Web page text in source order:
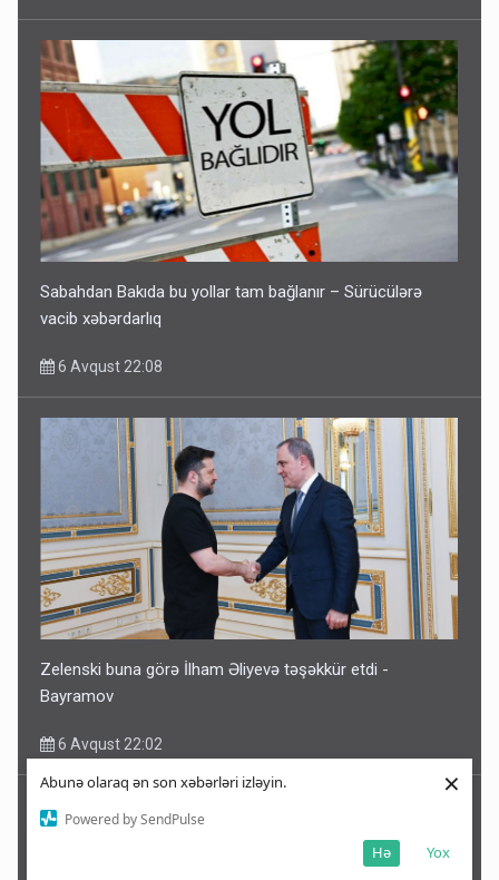
Abunə olaraq ən son xəbərləri izləyin.
Powered by SendPulse
Yox
Hə
×
Sabahdan Bakıda bu yollar tam bağlanır – Sürücülərə
vacib xəbərdarlıq
6 Avqust 22:08
Zelenski buna görə İlham Əliyevə təşəkkür etdi -
Bayramov
6 Avqust 22:02